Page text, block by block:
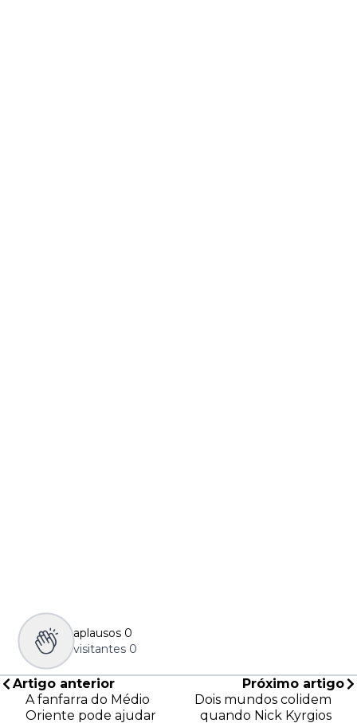
aplausos 0
visitantes 0
Artigo anterior
A fanfarra do Médio
Oriente pode ajudar
Próximo artigo
Dois mundos colidem
quando Nick Kyrgios